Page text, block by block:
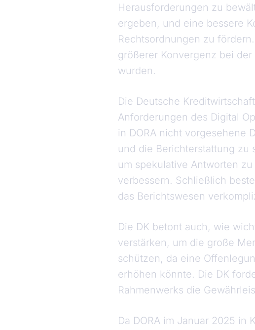
Herausforderungen zu
ergeben, und eine bessere
Rechtsordnungen zu
größerer Konvergenz bei
wurden.
Die Deutsche
Anforderungen des Digital
in DORA nicht vorgesehene
und die Berichterstattung zu
um spekulative Antworten
verbessern. Schließlich
das Berichtswesen
Die DK betont auch, wie
verstärken, um die große
schützen, da eine
erhöhen könnte. Die DK
Rahmenwerks die
Da DORA im Januar 2025 in